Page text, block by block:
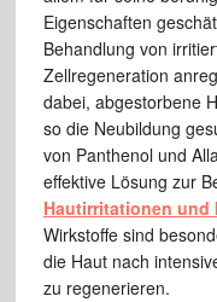
Eigenschaften
Behandlung von
Zellregeneration
dabei, abgestorbene
so die Neubildung
von Panthenol und
effektive Lösung zur
Hautirritationen und
Wirkstoffe sind
die Haut nach
zu regenerieren.